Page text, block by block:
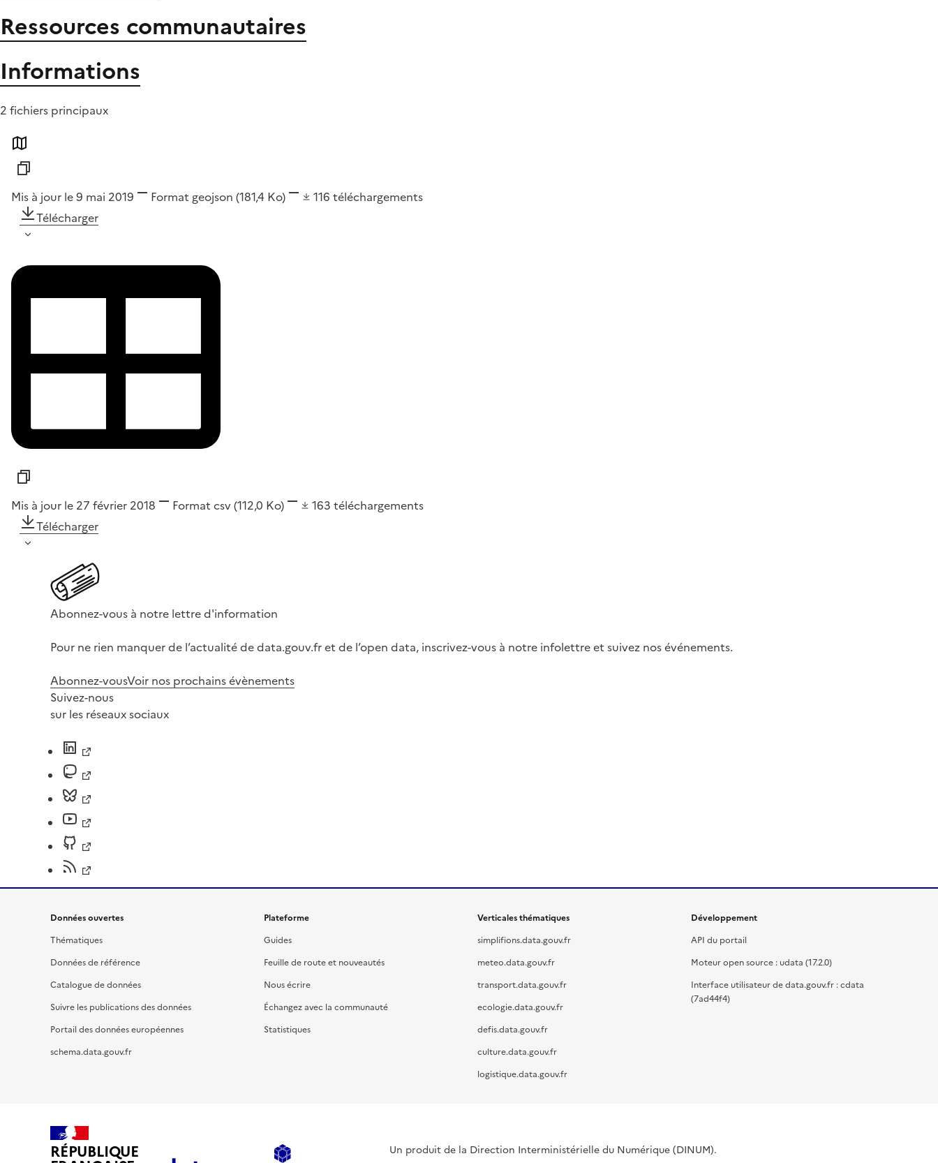
Ressources communautaires
Informations
2 fichiers principaux
Mis à jour le 9 mai 2019 Format geojson (181,4 Ko) 116 téléchargements
Télécharger
Mis à jour le 27 février 2018 Format csv(112,0 Ko) 163 téléchargements
Télécharger
Abonnez-vous à notre lettre d'information
Pour ne rien manquer de l’actualité de data.gouv.fr et de l’open data, inscrivez-vous à notre infolettre et suivez nos événements.
Abonnez-vousVoir nos prochains évènements
Suivez-nous
sur les réseaux sociaux
Données ouvertes
Thématiques
Données de référence
Catalogue de données
Suivre les publications des données
Portail des données européennes
schema.data.gouv.fr
Plateforme
Guides
Feuille de route et nouveautés
Nous écrire
Échangez avec la communauté
Statistiques
Verticales thématiques
simplifions.data.gouv.fr
meteo.data.gouv.fr
transport.data.gouv.fr
ecologie.data.gouv.fr
defis.data.gouv.fr
culture.data.gouv.fr
logistique.data.gouv.fr
Développement
API du portail
Moteur open source : udata (17.2.0)
Interface utilisateur de data.gouv.fr : cdata
(7ad44f4)
RÉPUBLIQUE Un produit de la Direction Interministérielle du Numérique (DINUM).